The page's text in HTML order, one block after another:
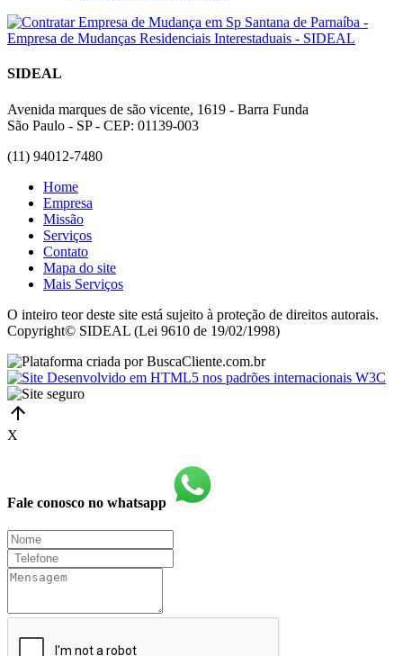
SIDEAL
Avenida marques de são vicente, 1619 - Barra Funda
São Paulo - SP - CEP: 01139-003
(11) 94012-7480
Home
Empresa
Missão
Serviços
Contato
Mapa do site
Mais Serviços
O inteiro teor deste site está sujeito à proteção de direitos autorais.
Copyright© SIDEAL (Lei 9610 de 19/02/1998)
X
Fale conosco no whatsapp